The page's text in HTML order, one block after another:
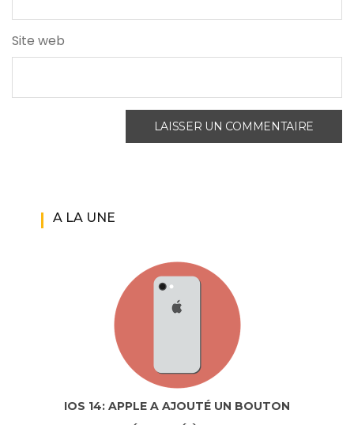
Site web
A LA UNE
IOS 14: APPLE A AJOUTÉ UN BOUTON